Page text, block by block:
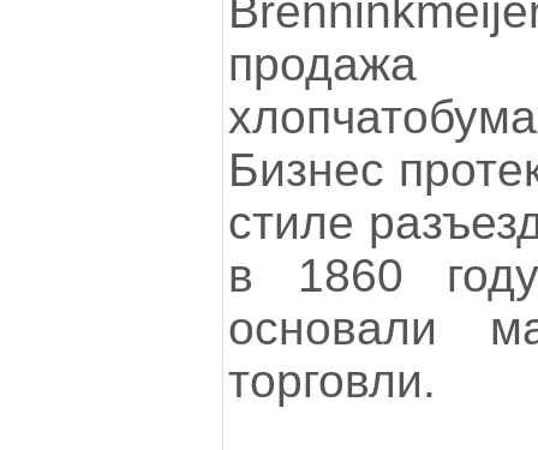
Бизнес
стиле
в 1860
основали
торговли.